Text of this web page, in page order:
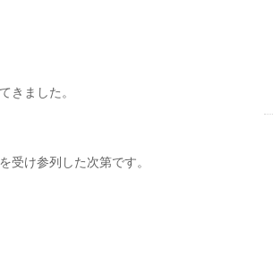
きました。
受け参列した次第です。